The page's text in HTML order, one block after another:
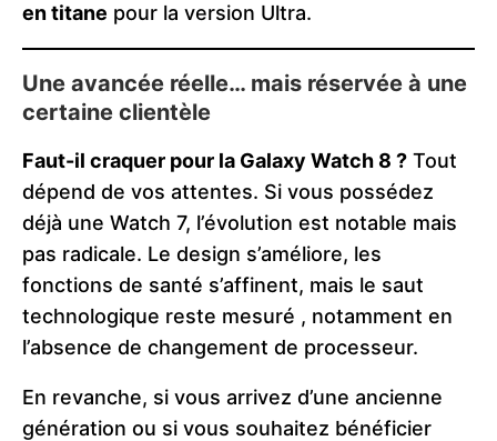
en titane pour la version Ultra.
Une avancée réelle… mais réservée à une
certaine clientèle
Faut-il craquer pour la Galaxy Watch 8 ? Tout
dépend de vos attentes. Si vous possédez
déjà une Watch 7, l’évolution est notable mais
pas radicale. Le design s’améliore, les
fonctions de santé s’affinent, mais le saut
technologique reste mesuré , notamment en
l’absence de changement de processeur.
En revanche, si vous arrivez d’une ancienne
génération ou si vous souhaitez bénéficier